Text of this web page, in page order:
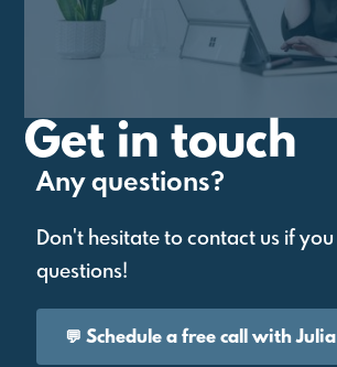
Get in touch
Any questions?
Don't hesitate to contact us if
questions!
💬 Schedule a free call with Julia